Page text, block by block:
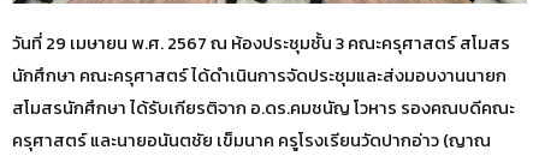
วันที่ 29 เมษายน พ.ศ. 2567 ณ ห้องประชุมชั้น 3 คณะครุศาสตร์ สโมสร
นักศึกษา คณะครุศาสตร์ ได้ดำเนินการจัดประชุมและส่งมอบงานนายก
สโมสรนักศึกษา ได้รับเกียรติจาก อ.ดร.คมชนัญ โวหาร รองคณบดีคณะ
ครุศาสตร์ และนายอนันตชัย เข็มนาค ครูโรงเรียนวัดปากอ่าว (ญาณ